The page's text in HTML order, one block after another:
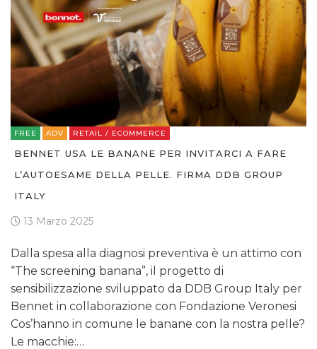
FREE ADV RETAIL / ECOMMERCE
BENNET USA LE BANANE PER INVITARCI A FARE
L’AUTOESAME DELLA PELLE. FIRMA DDB GROUP
ITALY
13 Marzo 2025
Dalla spesa alla diagnosi preventiva è un attimo con
“The screening banana”, il progetto di
sensibilizzazione sviluppato da DDB Group Italy per
Bennet in collaborazione con Fondazione Veronesi
Cos’hanno in comune le banane con la nostra pelle?
Le macchie:…